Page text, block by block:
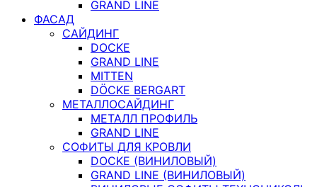
GRAND LINE
ФАСАД
САЙДИНГ
DOCKE
GRAND LINE
MITTEN
DÖCKE BERGART
МЕТАЛЛОСАЙДИНГ
МЕТАЛЛ ПРОФИЛЬ
GRAND LINE
СОФИТЫ ДЛЯ КРОВЛИ
DOCKE (ВИНИЛОВЫЙ)
GRAND LINE (ВИНИЛОВЫЙ)